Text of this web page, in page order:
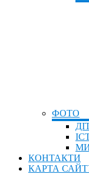
ФОТО
КОНТАКТИ
КАРТА